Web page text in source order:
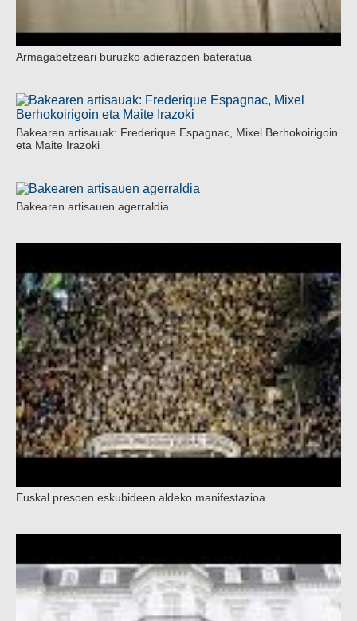
Armagabetzeari buruzko adierazpen bateratua
Bakearen artisauak: Frederique Espagnac, Mixel Berhokoirigoin
eta Maite Irazoki
Bakearen artisauen agerraldia
Euskal presoen eskubideen aldeko manifestazioa